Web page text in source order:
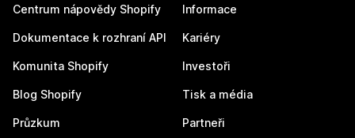
Centrum nápovědy Shopify
Dokumentace k rozhraní API
Komunita Shopify
Blog Shopify
Průzkum
Informace
Kariéry
Investoři
Tisk a média
Partneři